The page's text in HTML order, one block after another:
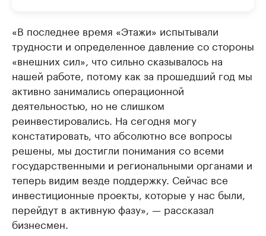
«В последнее время «Этажи» испытывали
трудности и определенное давление со стороны
«внешних сил», что сильно сказывалось на
нашей работе, потому как за прошедший год мы
активно занимались операционной
деятельностью, но не слишком
реинвестировались. На сегодня могу
констатировать, что абсолютно все вопросы
решены, мы достигли понимания со всеми
государственными и региональными органами и
теперь видим везде поддержку. Сейчас все
инвестиционные проекты, которые у нас были,
перейдут в активную фазу», — рассказал
бизнесмен.